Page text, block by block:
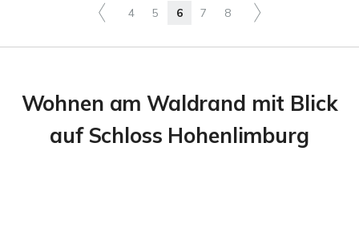
4 5 6 7 8
Wohnen am Waldrand mit Blick
auf Schloss Hohenlimburg